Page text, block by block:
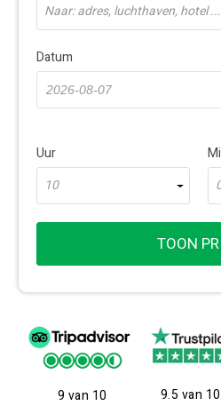
Naar: adres, luchthaven, hotel ...
Datum
Uur
10
TOON
9 van 10 9.5 van 10